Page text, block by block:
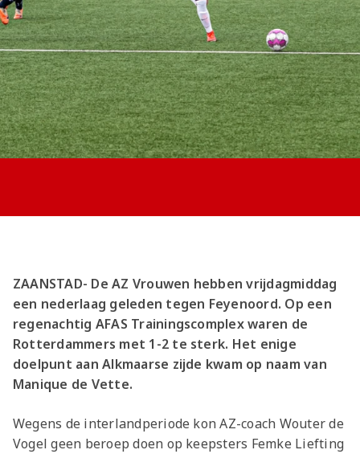
Jong AZ
Seizoenkaart
ZAANSTAD- De AZ Vrouwen hebben vrijdagmiddag
een nederlaag geleden tegen Feyenoord. Op een
regenachtig AFAS Trainingscomplex waren de
Rotterdammers met 1-2 te sterk. Het enige
doelpunt aan Alkmaarse zijde kwam op naam van
Manique de Vette.
Wegens de interlandperiode kon AZ-coach Wouter de
Vogel geen beroep doen op keepsters Femke Liefting